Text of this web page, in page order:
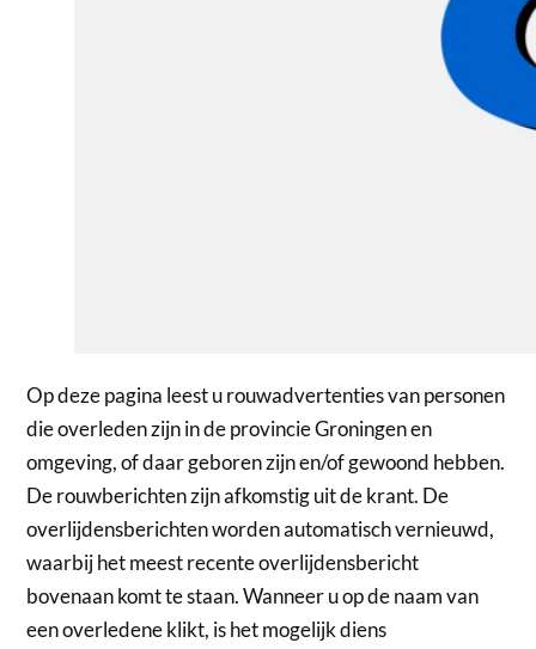
Op deze pagina leest u rouwadvertenties van personen
die overleden zijn in de provincie Groningen en
omgeving, of daar geboren zijn en/of gewoond hebben.
De rouwberichten zijn afkomstig uit de krant. De
overlijdensberichten worden automatisch vernieuwd,
waarbij het meest recente overlijdensbericht
bovenaan komt te staan. Wanneer u op de naam van
een overledene klikt, is het mogelijk diens